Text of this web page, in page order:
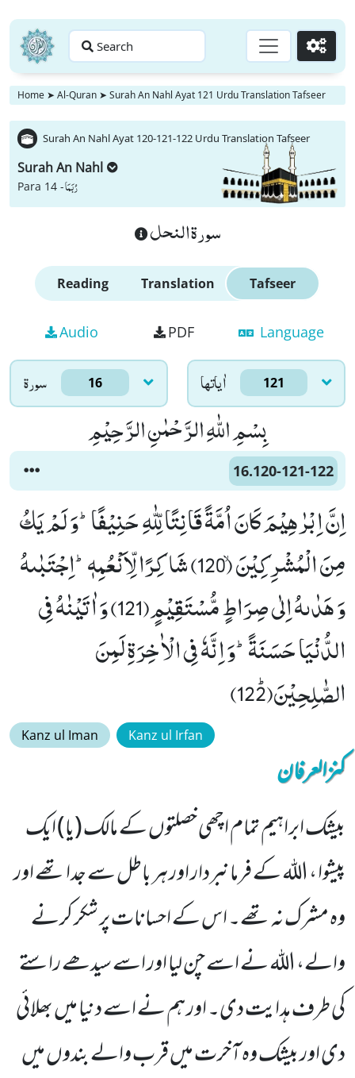
Search Go
Home ➤ Al-Quran ➤ Surah An Nahl Ayat 121 Urdu Translation Tafseer
Surah An Nahl Ayat 120-121-122 Urdu Translation Tafseer
Surah An Nahl
Para 14 -رُبَمَا
سورة النحل
Reading Translation Tafseer
Audio PDF Language
سورۃ 16 اٰياتها 121
بِسْمِ اللّٰهِ الرَّحْمٰنِ الرَّحِیْمِ
16.120-121-122
اِنَّ اِبْرٰهِیْمَ كَانَ اُمَّةً قَانِتًا لِّلّٰهِ حَنِیْفًاؕ-وَ لَمْ یَكُ
مِنَ الْمُشْرِكِیْنَۙ (120) شَاكِرًا لِّاَنْعُمِهٖؕ-اِجْتَبٰىهُ
وَ هَدٰىهُ اِلٰى صِرَاطٍ مُّسْتَقِیْمٍ(121) وَ اٰتَیْنٰهُ فِی
الدُّنْیَا حَسَنَةًؕ-وَ اِنَّهٗ فِی الْاٰخِرَةِ لَمِنَ
الصّٰلِحِیْنَﭤ(122)
Kanz ul Iman Kanz ul Irfan
کنزالعرفان
بیشک ابراہیم تمام اچھی خصلتوں کے مالک (یا) ایک
پیشوا ، اللہ کے فرمانبردار اور ہر باطل سے جدا تھے اور
وہ مشرک نہ تھے۔ اس کے احسانات پر شکر کرنے
والے، اللہ نے اسے چن لیا اور اسے سیدھے راستے
کی طرف ہدایت دی۔ اور ہم نے اسے دنیا میں بھلائی
دی اور بیشک وہ آخرت میں قرب والے بندوں میں